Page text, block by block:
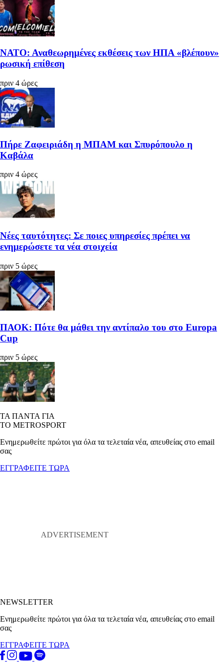
ΝΑΤΟ: Αναθεωρημένες εκθέσεις των ΗΠΑ «βλέπουν»
ρωσική επίθεση
πριν 4 ώρες
Πήρε Ζαφειριάδη η ΜΠΑΜ και Σπυρόπουλο η
Καβάλα
πριν 4 ώρες
Νέες ταυτότητες: Σε ποιες υπηρεσίες πρέπει να
ενημερώσετε τα νέα στοιχεία
πριν 5 ώρες
ΠΑΟΚ: Πότε θα μάθει την αντίπαλο του στο Europa
Cup
πριν 5 ώρες
ΤΑ ΠΑΝΤΑ ΓΙΑ
ΤΟ METROSPORT
Ενημερωθείτε πρώτοι για όλα τα τελεταία νέα, απευθείας στο email
σας
ΕΓΓΡΑΦΕΙΤΕ ΤΩΡΑ
NEWSLETTER
Ενημερωθείτε πρώτοι για όλα τα τελεταία νέα, απευθείας στο email
σας
ΕΓΓΡΑΦΕΙΤΕ ΤΩΡΑ